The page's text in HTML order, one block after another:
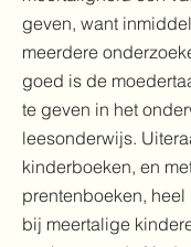
geven, want
meerdere
goed is de
te geven in het
leesonderwijs.
kinderboeken, en
prentenboeken,
bij meertalige